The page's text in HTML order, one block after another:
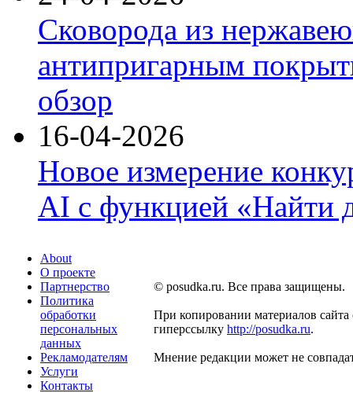
Сковорода из
антипригарным
обзор
16-04-2026
Новое измерение
AI с функцией «Найти
About
О проекте
Партнерство
Политика
обработки
персональных
данных
Рекламодателям
Услуги
Контакты
© posudka.ru. Все права защищены.
При копировании материалов сайта
гиперссылку http://posudka.ru.
Мнение редакции может не